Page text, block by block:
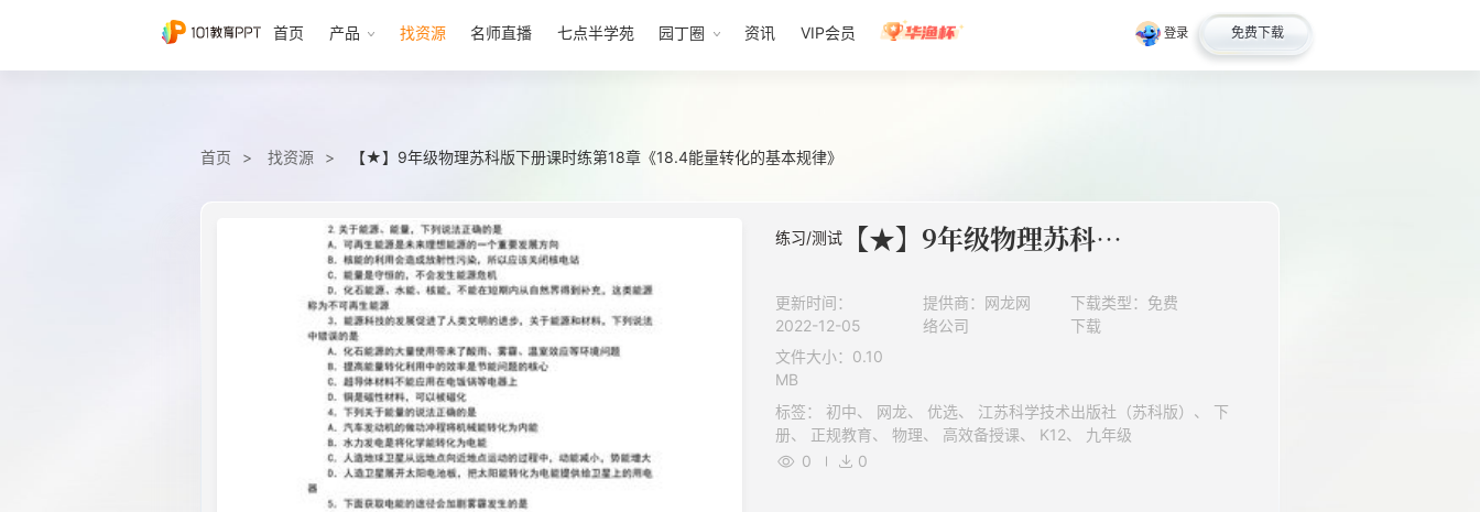
首页 产品 找资源 名师直播 七点半学苑 园丁圈 资讯 VIP会员 登录 免费下载
首页 找资源 【★】9年级物理苏科版下册课时练第18章《18.4能量转化的基本规律》
练习/测试 【★】9年级物理苏科版下册课时练第18章《18.4能量转化的基本规律》
更新时间：
2022-12-05
提供商：网龙网
络公司
下载类型：免费
下载
文件大小：0.10
MB
标签： 初中、 网龙、 优选、 江苏科学技术出版社（苏科版）、 下
册、 正规教育、 物理、 高效备授课、 K12、 九年级
0
0